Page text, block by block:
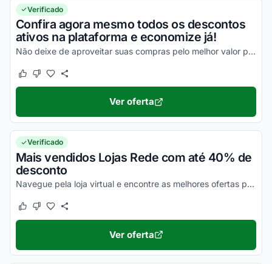
Verificado
Confira agora mesmo todos os descontos
ativos na plataforma e economize já!
Não deixe de aproveitar suas compras pelo melhor valor possível e aproveite agora mesmo todos os seus descontos nas suas compras online da melhor maneira possível!
Este cupom funcionou
Este cupom não funcionou
Ver oferta
Verificado
Mais vendidos Lojas Rede com até 40% de
desconto
Navegue pela loja virtual e encontre as melhores ofertas promocionais.
Este cupom funcionou
Este cupom não funcionou
Ver oferta